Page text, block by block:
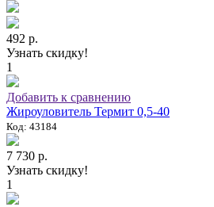
492 р.
Узнать скидку!
1
Добавить к сравнению
Жироуловитель Термит 0,5-40
Код: 43184
7 730 р.
Узнать скидку!
1